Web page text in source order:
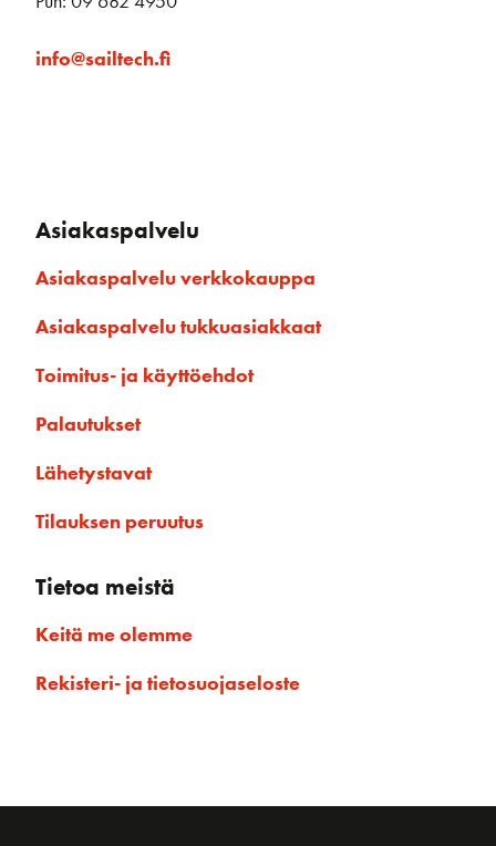
info@sailtech.fi
Asiakaspalvelu
Asiakaspalvelu verkkokauppa
Asiakaspalvelu tukkuasiakkaat
Toimitus- ja käyttöehdot
Palautukset
Lähetystavat
Tilauksen peruutus
Tietoa meistä
Keitä me olemme
Rekisteri- ja tietosuojaseloste